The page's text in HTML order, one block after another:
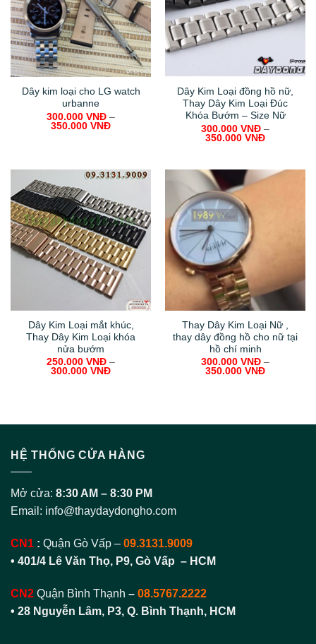
Dây kim loại cho LG watch
urbanne
300.000 VNĐ –
350.000 VNĐ
Dây Kim Loại đồng hồ nữ,
Thay Dây Kim Loại Đúc
Khóa Bướm – Size Nữ
300.000 VNĐ –
350.000 VNĐ
Dây Kim Loại mắt khúc,
Thay Dây Kim Loại khóa
nửa bướm
250.000 VNĐ –
300.000 VNĐ
Thay Dây Kim Loại Nữ ,
thay dây đồng hồ cho nữ tại
hồ chí minh
300.000 VNĐ –
350.000 VNĐ
HỆ THỐNG CỬA HÀNG
Mở cửa: 8:30 AM – 8:30 PM
Email: info@thaydaydongho.com
CN1 : Quận Gò Vấp – 09.3131.9009
• 401/4 Lê Văn Thọ, P9, Gò Vấp – HCM
CN2 Quận Bình Thạnh – 08.5767.2222
• 28 Nguyễn Lâm, P3, Q. Bình Thạnh, HCM